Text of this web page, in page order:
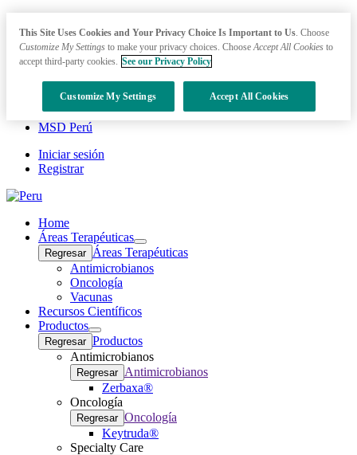
MSD Perú
Iniciar sesión
Registrar
Home
Áreas Terapéuticas
Open
submenu
Regresar Áreas Terapéuticas
Antimicrobianos
Oncología
Vacunas
Recursos Científicos
Productos
Open
submenu
Regresar Productos
Antimicrobianos
Regresar Antimicrobianos
Zerbaxa®
Oncología
Regresar Oncología
Keytruda®
Specialty Care
This Site Uses Cookies and Your Privacy Choice Is Important to Us. Choose
Customize My Settings to make your privacy choices. ChooseAccept All Cookies to
accept third-party cookies. See our Privacy Policy
Customize My Settings Accept All Cookies